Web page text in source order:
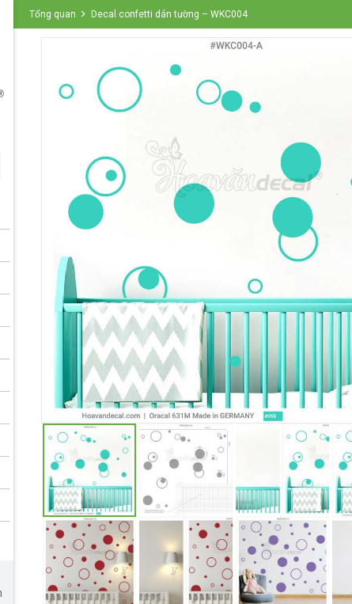
Tổng quan Decal confetti dán tường – WKC004